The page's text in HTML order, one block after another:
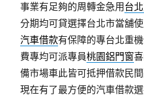
事業有足夠的周轉金急用 台
分期均可貸選擇台北市當舖
汽車借款有保障的專台北重
費專均可派專員桃園鋁門窗
備市場車此皆可抵押借款民
現在有了最方便的汽車借款